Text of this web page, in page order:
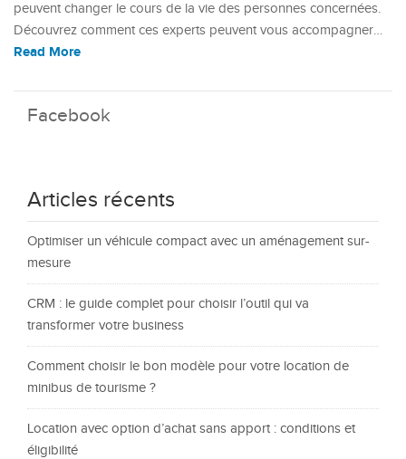
peuvent changer le cours de la vie des personnes concernées.
Découvrez comment ces experts peuvent vous accompagner…
Read More
Facebook
Articles récents
Optimiser un véhicule compact avec un aménagement sur-
mesure
CRM : le guide complet pour choisir l’outil qui va
transformer votre business
Comment choisir le bon modèle pour votre location de
minibus de tourisme ?
Location avec option d’achat sans apport : conditions et
éligibilité